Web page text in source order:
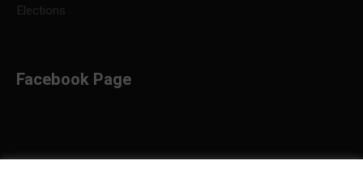
Elections
Facebook Page